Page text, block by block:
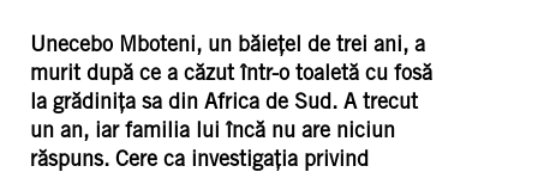
Unecebo Mboteni, un băiețel de trei ani, a
murit după ce a căzut într-o toaletă cu fosă
la grădinița sa din Africa de Sud. A trecut
un an, iar familia lui încă nu are niciun
răspuns. Cere ca investigația privind